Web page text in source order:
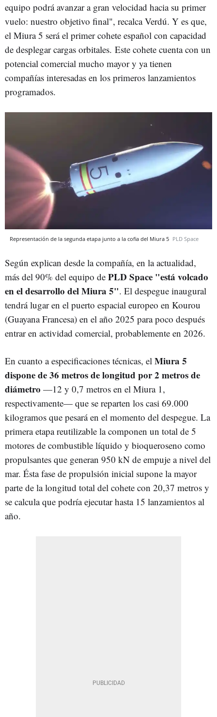
equipo podrá avanzar a gran velocidad hacia su primer
vuelo: nuestro objetivo final", recalca Verdú. Y es que,
el Miura 5 será el primer cohete español con capacidad
de desplegar cargas orbitales. Este cohete cuenta con un
potencial comercial mucho mayor y ya tienen
compañías interesadas en los primeros lanzamientos
programados.
Representación de la segunda etapa junto a la cofia del Miura 5 PLD Space
Según explican desde la compañía, en la actualidad,
más del 90% del equipo de PLD Space "está volcado
en el desarrollo del Miura 5". El despegue inaugural
tendrá lugar en el puerto espacial europeo en Kourou
(Guayana Francesa) en el año 2025 para poco después
entrar en actividad comercial, probablemente en 2026.
En cuanto a especificaciones técnicas, el Miura 5
dispone de 36 metros de longitud por 2 metros de
diámetro —12 y 0,7 metros en el Miura 1,
respectivamente— que se reparten los casi 69.000
kilogramos que pesará en el momento del despegue. La
primera etapa reutilizable la componen un total de 5
motores de combustible líquido y bioqueroseno como
propulsantes que generan 950 kN de empuje a nivel del
mar. Ésta fase de propulsión inicial supone la mayor
parte de la longitud total del cohete con 20,37 metros y
se calcula que podría ejecutar hasta 15 lanzamientos al
año.